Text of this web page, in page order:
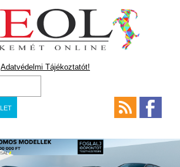
Adatvédelmi Tájékoztatót!